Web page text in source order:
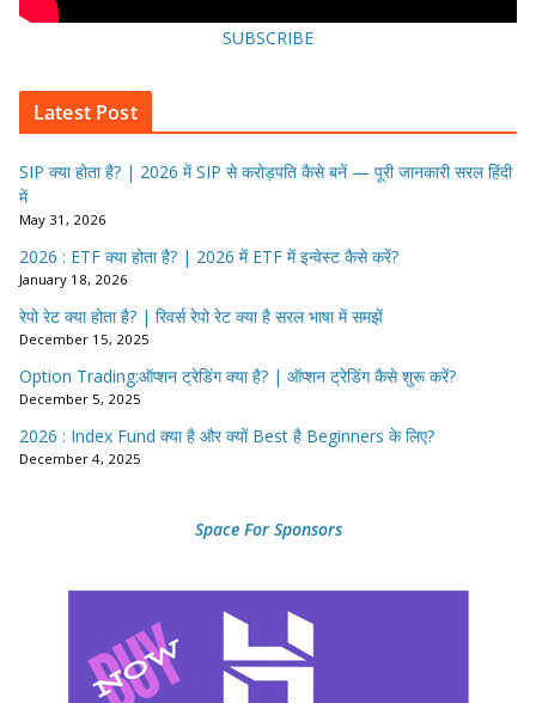
SUBSCRIBE
Latest Post
SIP क्या होता है? | 2026 में SIP से करोड़पति कैसे बनें — पूरी जानकारी सरल हिंदी
में
May 31, 2026
2026 : ETF क्या होता है? | 2026 में ETF में इन्वेस्ट कैसे करें?
January 18, 2026
रेपो रेट क्या होता है? | रिवर्स रेपो रेट क्या है सरल भाषा में समझें
December 15, 2025
Option Trading:ऑप्शन ट्रेडिंग क्या है? | ऑप्शन ट्रेडिंग कैसे शुरू करें?
December 5, 2025
2026 : Index Fund क्या है और क्यों Best है Beginners के लिए?
December 4, 2025
Space For Sponsors